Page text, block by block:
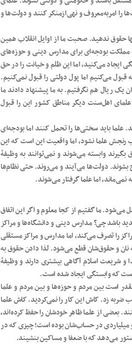
را امربه‌معروف و نهی‌ازمنکر کنند و دولت‌ها و
حقوق ندهید. صحبت ما از اوایل انقلاب همین
مملکت بودجه‌ای برای مدارس دینی و حوزه‌های
ایجاد می‌کنید، اما این ظلم و خیانت را در حق
قبول می‌کنیم اما پول دولتی را قبول نمی‌کنیم.
یک ریال هم نگرفتیم. به ما پیشنهاد دادند ما
اهل‌سنت دیگر مناطق کشور این را قبول
باید سختی‌ها را تحمل کنند اما بودجه‌ای
رنجش علما نشود، اما واقعیت این است که این
وابسته می‌شوند و نمی‌توانند به وظیفۀ
دولت‌ها می‌آیند و می‌روند. حتی نظام‌ها
اما علما گرفتار می‌شوند.
ما گفتیم از کجا معلوم و اگر این اتفاق
باشد چی؟ مدارس دینی و دانشگاه‌ها و مراکز
را تصرف می‌کند، اما مدارس و مراکز مستقلی
نان و حقوق‌شان قطع می‌شود. لذا دادن حقوق به
شریعت اسلام آگاهی بیشتری دارند و وظیفۀ
که وابستگی ایجاد شده است.
است بین مردم و حوزه‌ها و بین مردم و علما
ضربه زد. کاش این کار را نمی‌کردید. کاش علما
بعضی از علما ظاهر خودشان را حفظ کرده‌اند،
میلیاردی در حساب‌شان بوده است؛ چیزی که در
می‌دهد که با ضعفا و مساکین بنشیند.